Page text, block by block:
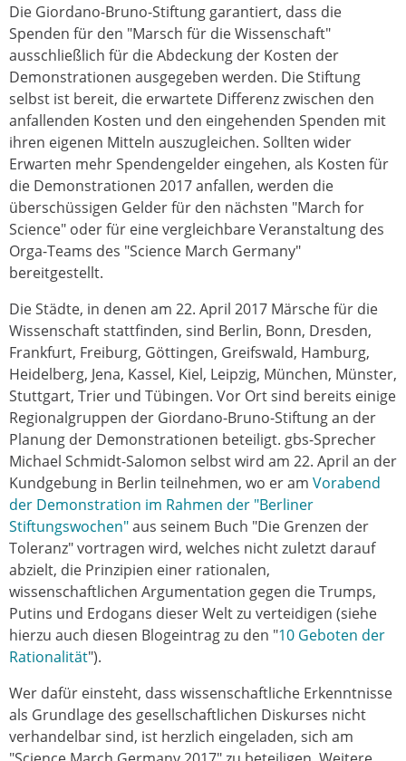
Die Giordano-Bruno-Stiftung garantiert, dass die
Spenden für den "Marsch für die Wissenschaft"
ausschließlich für die Abdeckung der Kosten der
Demonstrationen ausgegeben werden. Die Stiftung
selbst ist bereit, die erwartete Differenz zwischen den
anfallenden Kosten und den eingehenden Spenden mit
ihren eigenen Mitteln auszugleichen. Sollten wider
Erwarten mehr Spendengelder eingehen, als Kosten für
die Demonstrationen 2017 anfallen, werden die
überschüssigen Gelder für den nächsten "March for
Science" oder für eine vergleichbare Veranstaltung des
Orga-Teams des "Science March Germany"
bereitgestellt.
Die Städte, in denen am 22. April 2017 Märsche für die
Wissenschaft stattfinden, sind Berlin, Bonn, Dresden,
Frankfurt, Freiburg, Göttingen, Greifswald, Hamburg,
Heidelberg, Jena, Kassel, Kiel, Leipzig, München, Münster,
Stuttgart, Trier und Tübingen. Vor Ort sind bereits einige
Regionalgruppen der Giordano-Bruno-Stiftung an der
Planung der Demonstrationen beteiligt. gbs-Sprecher
Michael Schmidt-Salomon selbst wird am 22. April an der
Kundgebung in Berlin teilnehmen, wo er am Vorabend
der Demonstration im Rahmen der "Berliner
Stiftungswochen"aus seinem Buch "Die Grenzen der
Toleranz" vortragen wird, welches nicht zuletzt darauf
abzielt, die Prinzipien einer rationalen,
wissenschaftlichen Argumentation gegen die Trumps,
Putins und Erdogans dieser Welt zu verteidigen (siehe
hierzu auch diesen Blogeintrag zu den "10 Geboten der
Rationalität").
Wer dafür einsteht, dass wissenschaftliche Erkenntnisse
als Grundlage des gesellschaftlichen Diskurses nicht
verhandelbar sind, ist herzlich eingeladen, sich am